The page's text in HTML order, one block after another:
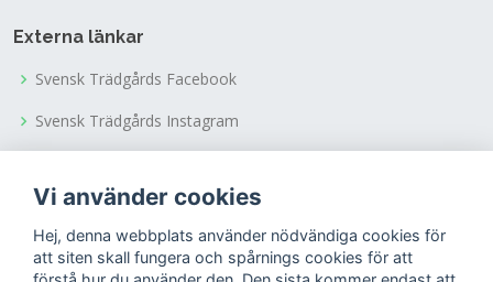
Externa länkar
Svensk Trädgårds Facebook
Svensk Trädgårds Instagram
Tusen Trädgårdars Facebook
Tusen Trädgårdars Instagram
Vi använder cookies
Hej, denna webbplats använder nödvändiga cookies för
att siten skall fungera och spårnings cookies för att